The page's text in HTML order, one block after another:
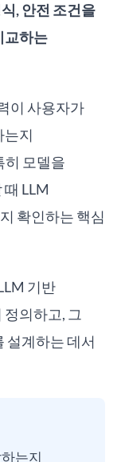
, 안전 조건을
교하는
이 사용자가
는지
히 모델을
LLM
확인하는 핵심
기반
의하고, 그
설계하는 데서
는지